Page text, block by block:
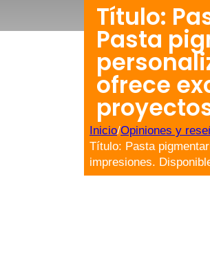
Título:
Pasta
ofrece
Inicio/Opiniones y
Título: Pasta
impresiones.